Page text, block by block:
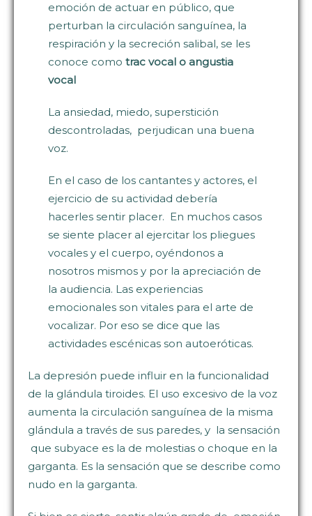
emoción de actuar en público, que
perturban la circulación sanguínea, la
respiración y la secreción salibal, se les
conoce comotrac vocal o angustia
vocal
La ansiedad, miedo, superstición
descontroladas, perjudican una buena
voz.
En el caso de los cantantes y actores, el
ejercicio de su actividad debería
hacerles sentir placer. En muchos casos
se siente placer al ejercitar los pliegues
vocales y el cuerpo, oyéndonos a
nosotros mismos y por la apreciación de
la audiencia. Las experiencias
emocionales son vitales para el arte de
vocalizar. Por eso se dice que las
actividades escénicas son autoeróticas.
La depresión puede influir en la funcionalidad
de la glándula tiroides. El uso excesivo de la voz
aumenta la circulación sanguínea de la misma
glándula a través de sus paredes, y la sensación
que subyace es la de molestias o choque en la
garganta. Es la sensación que se describe como
nudo en la garganta.